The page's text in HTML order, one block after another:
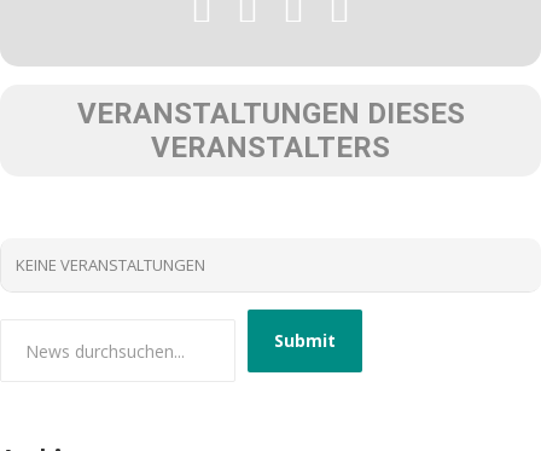
VERANSTALTUNGEN DIESES
VERANSTALTERS
KEINE VERANSTALTUNGEN